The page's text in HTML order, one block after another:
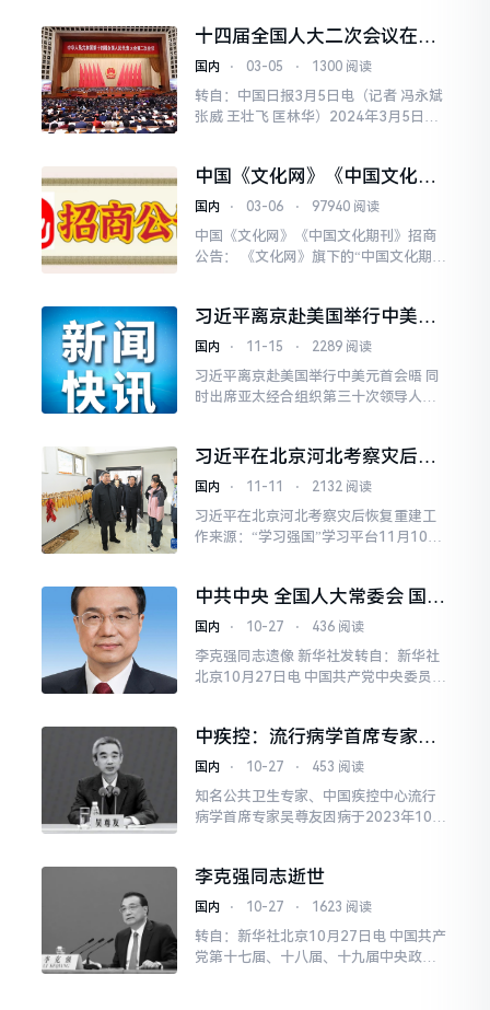
者 谢环驰 摄4
十四届全国人大二次会议在京
开幕
国内 ⋅ 03-05 ⋅ 1300 阅读
转自：中国日报3月5日电（记者 冯永斌
张威 王壮飞 匡林华）2024年3月5日，
中国《文化网》《中国文化期
刊》招商公告：
国内 ⋅ 03-06 ⋅ 97940 阅读
中国《文化网》《中国文化期刊》招商
公告： 《文化网》旗下的“中国文化期
招聘招商
习近平离京赴美国举行中美元
首会晤 同时出席亚太经合组织
国内 ⋅ 11-15 ⋅ 2289 阅读
习近平离京赴美国举行中美元首会晤 同
时出席亚太经合组织第三十次领导人非
月14日晚，国家主席习近平乘专机离开
北京，应美国总统拜登邀请，赴美国旧
亚太经合组织第三十次领导人非正...
习近平在北京河北考察灾后恢
复重建工作
国内 ⋅ 11-11 ⋅ 2132 阅读
习近平在北京河北考察灾后恢复重建工
作来源：“学习强国”学习平台11月10
恢复重建工作。这是10日上午，习近平
在北京门头沟永定河三家店引水枢纽考
共中央总书记、国家主席、中央军委主
席习近平在北京、...
中共中央 全国人大常委会 国务
院 全国政协讣告 李克强同志逝
国内 ⋅ 10-27 ⋅ 436 阅读
李克强同志遗像 新华社发转自：新华社
北京10月27日电 中国共产党中央委员
中国人民政治协商会议全国委员会沉痛
宣告：中国共产党的优秀党员，久经考
阶级革命家、政治家，党和国家的卓越
领导人，中国共产党第十...
中疾控：流行病学首席专家吴
尊友逝世 尊重本人生前遗愿不
举行遗体告别仪式
国内 ⋅ 10-27 ⋅ 453 阅读
知名公共卫生专家、中国疾控中心流行
病学首席专家吴尊友因病于2023年10月
李克强同志逝世
国内 ⋅ 10-27 ⋅ 1623 阅读
转自：新华社北京10月27日电 中国共产
党第十七届、十八届、十九届中央政治